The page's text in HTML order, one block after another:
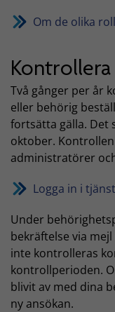
Om de olika
Två gånger per år
eller behörig
fortsätta gälla. Det
oktober.
administratörer
Logga in i
Under
bekräftelse via
inte kontrolleras
kontrollperioden.
blivit av med dina
ny ansökan.